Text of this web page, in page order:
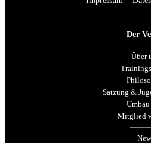
Der
Über
Satzung &
Umbau
Mitglied